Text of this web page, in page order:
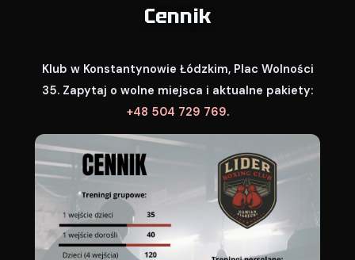
Cennik
Klub w Konstantynowie Łódzkim, Plac Wolności
35. Zapytaj o wolne miejsca i aktualne pakiety:
+48 504 729 769.